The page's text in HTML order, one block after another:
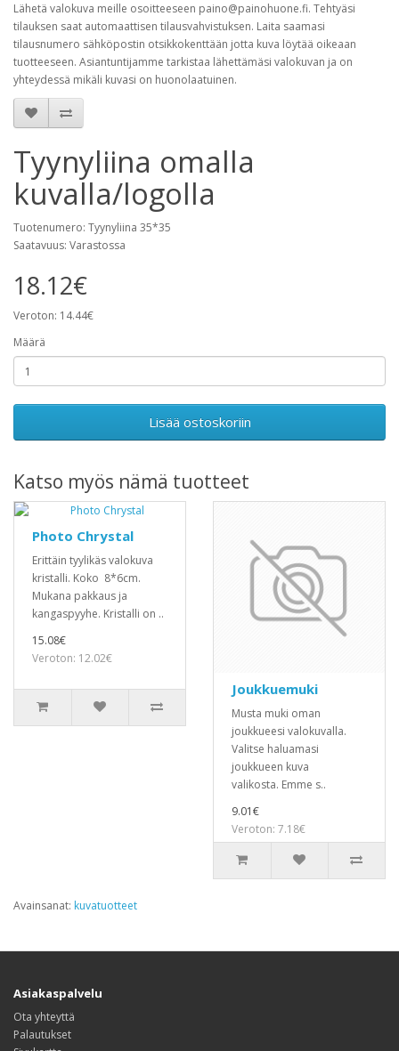
Lähetä valokuva meille osoitteeseen paino@painohuone.fi. Tehtyäsi
tilauksen saat automaattisen tilausvahvistuksen. Laita saamasi
tilausnumero sähköpostin otsikkokenttään jotta kuva löytää oikeaan
tuotteeseen. Asiantuntijamme tarkistaa lähettämäsi valokuvan ja on
yhteydessä mikäli kuvasi on huonolaatuinen.
Tyynyliina omalla
kuvalla/logolla
Tuotenumero: Tyynyliina 35*35
Saatavuus: Varastossa
18.12€
Veroton: 14.44€
Määrä
Lisää ostoskoriin
Katso myös nämä tuotteet
Photo Chrystal
Erittäin tyylikäs valokuva
kristalli. Koko 8*6cm.
Mukana pakkaus ja
kangaspyyhe. Kristalli on ..
15.08€
Veroton: 12.02€
Joukkuemuki
Musta muki oman
joukkueesi valokuvalla.
Valitse haluamasi
joukkueen kuva
valikosta. Emme s..
9.01€
Veroton: 7.18€
Avainsanat: kuvatuotteet
Asiakaspalvelu
Ota yhteyttä
Palautukset